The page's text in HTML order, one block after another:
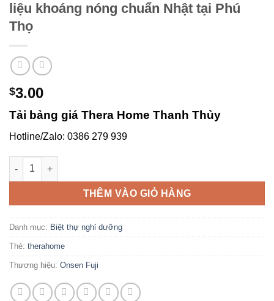
liệu khoáng nóng chuẩn Nhật tại Phú
Thọ
$3.00
Tải bảng giá Thera Home Thanh Thủy
Hotline/Zalo: 0386 279 939
Thera Home Thanh Thủy – Căn hộ trị liệu khoáng nóng
THÊM VÀO GIỎ HÀNG
Danh mục: Biệt thự nghỉ dưỡng
Thẻ: therahome
Thương hiệu: Onsen Fuji